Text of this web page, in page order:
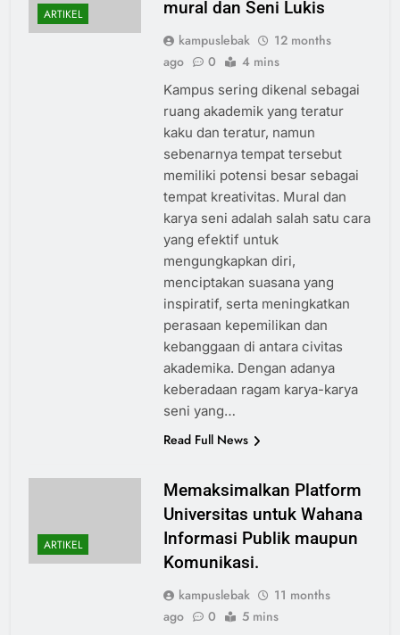
ARTIKEL
mural dan Seni Lukis
kampuslebak
12 months
ago
0 4 mins
Kampus sering dikenal sebagai
ruang akademik yang teratur
kaku dan teratur, namun
sebenarnya tempat tersebut
memiliki potensi besar sebagai
tempat kreativitas. Mural dan
karya seni adalah salah satu cara
yang efektif untuk
mengungkapkan diri,
menciptakan suasana yang
inspiratif, serta meningkatkan
perasaan kepemilikan dan
kebanggaan di antara civitas
akademika. Dengan adanya
keberadaan ragam karya-karya
seni yang…
Read Full News
ARTIKEL
Memaksimalkan Platform
Universitas untuk Wahana
Informasi Publik maupun
Komunikasi.
kampuslebak
11 months
ago
0 5 mins